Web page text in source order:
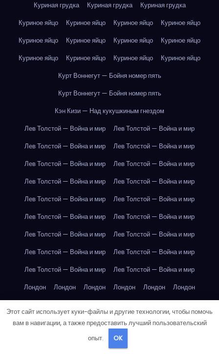
Куриная грудка
Куриная грудка
Куриная грудка
Куриное яйцо
Куриное яйцо Куриное яйцо
Куриное яйцо
Куриное яйцо
Куриное яйцо Куриное яйцо
Куриное яйцо
Куриное яйцо
Куриное яйцо Куриное яйцо
Куриное яйцо
Курт Воннегут — Бойня номер пять
Курт Воннегут — Бойня номер пять
Кэн Кизи — Над кукушкиным гнездом
Лев Толстой — Война и мир
Лев Толстой — Война и мир
Лев Толстой — Война и мир
Лев Толстой — Война и мир
Лев Толстой — Война и мир
Лев Толстой — Война и мир
Лев Толстой — Война и мир
Лев Толстой — Война и мир
Лев Толстой — Война и мир
Лев Толстой — Война и мир
Лев Толстой — Война и мир
Лев Толстой — Война и мир
Лев Толстой — Война и мир
Лев Толстой — Война и мир
Лев Толстой — Война и мир
Лев Толстой — Война и мир
Лев Толстой — Война и мир
Лев Толстой — Война и мир
Лондон
Лондон Лондон Лондон Лондон
Лондон
Лондон
Лондон Лондон Лондон Лондон
Лондон
Лондон Лондон
Этот сайт использует куки-файлы и другие технологии, чтобы помочь
вам в навигации, а также предоставить лучший пользовательский
опыт.
OK